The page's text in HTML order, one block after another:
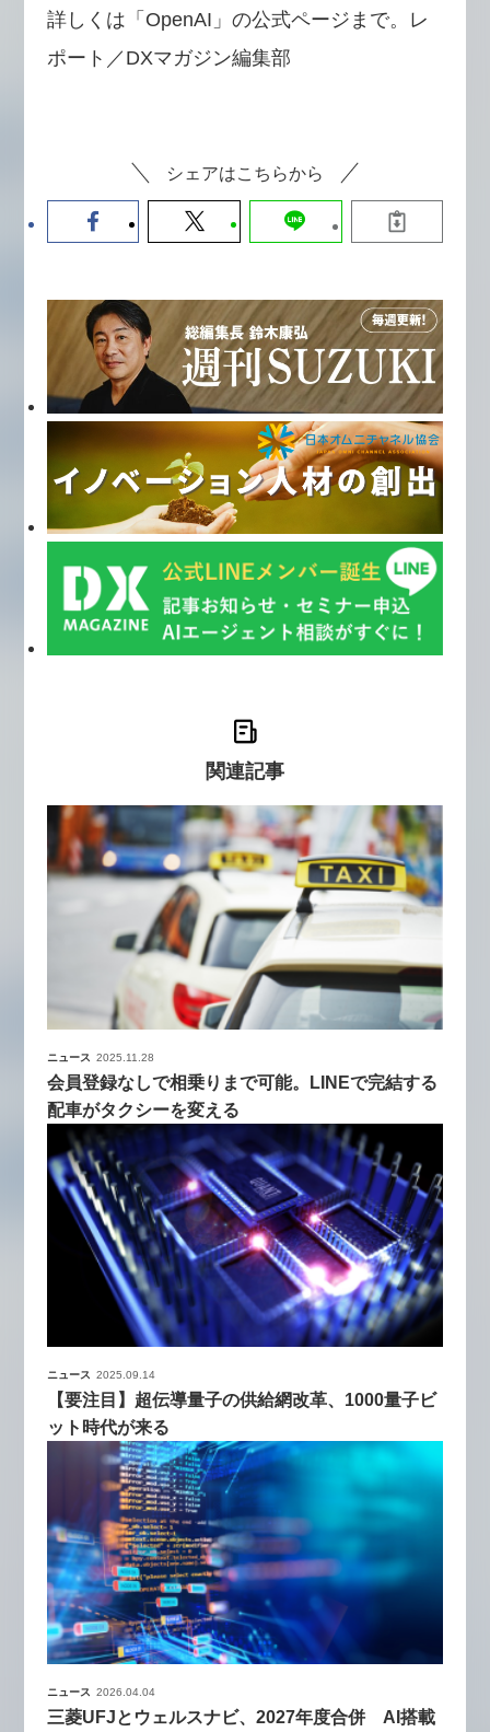
詳しくは「OpenAI」の公式ページまで。レ
ポート／DXマガジン編集部
シェアはこちらから
関連記事
ニュース 2025.11.28
会員登録なしで相乗りまで可能。LINEで完結する
配車がタクシーを変える
ニュース 2025.09.14
【要注目】超伝導量子の供給網改革、1000量子ビ
ット時代が来る
ニュース 2026.04.04
三菱UFJとウェルスナビ、2027年度合併 AI搭載